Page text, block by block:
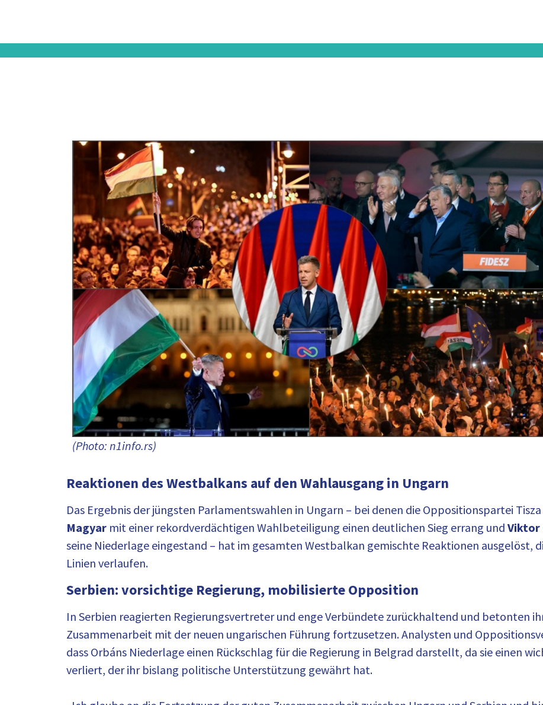
(Photo: n1info.rs)
Reaktionen des Westbalkans auf den Wahlausgang in Ungarn
Das Ergebnis der jüngsten Parlamentswahlen in Ungarn – bei denen die Oppositionspartei
Magyar mit einer rekordverdächtigen Wahlbeteiligung einen deutlichen Sieg errang und Viktor
seine Niederlage eingestand – hat im gesamten Westbalkan gemischte Reaktionen
Linien verlaufen.
Serbien: vorsichtige Regierung, mobilisierte Opposition
In Serbien reagierten Regierungsvertreter und enge Verbündete zurückhaltend und betonten
Zusammenarbeit mit der neuen ungarischen Führung fortzusetzen. Analysten und
dass Orbáns Niederlage einen Rückschlag für die Regierung in Belgrad darstellt, da sie einen
verliert, der ihr bislang politische Unterstützung gewährt hat.